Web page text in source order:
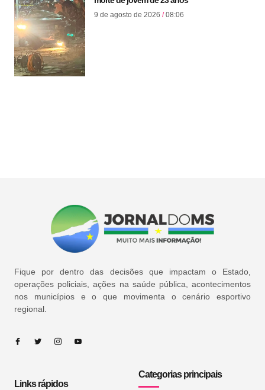
9 de agosto de 2026 08:06
Fique por dentro das decisões que impactam o Estado,
operações policiais, ações na saúde pública, acontecimentos
nos municípios e o que movimenta o cenário esportivo
regional.
Links rápidos
Categorias principais